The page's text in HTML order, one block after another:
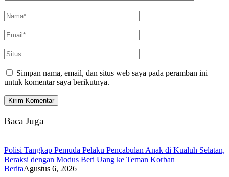
Simpan nama, email, dan situs web saya pada peramban ini
untuk komentar saya berikutnya.
Baca Juga
Polisi Tangkap Pemuda Pelaku Pencabulan Anak di Kualuh Selatan,
Beraksi dengan Modus Beri Uang ke Teman Korban
BeritaAgustus 6, 2026